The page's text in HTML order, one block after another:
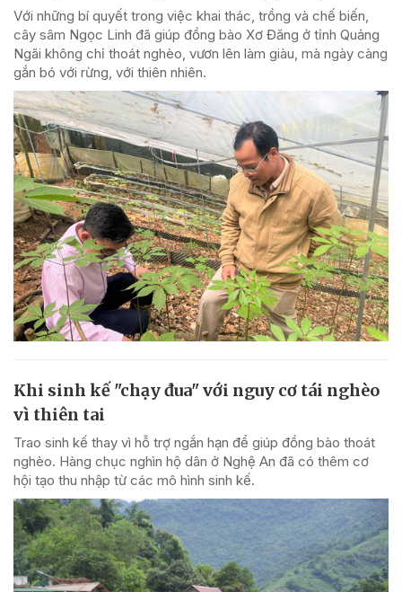
Với những bí quyết trong việc khai thác, trồng và chế biến,
cây sâm Ngọc Linh đã giúp đồng bào Xơ Đăng ở tỉnh Quảng
Ngãi không chỉ thoát nghèo, vươn lên làm giàu, mà ngày càng
gắn bó với rừng, với thiên nhiên.
Khi sinh kế "chạy đua" với nguy cơ tái nghèo
vì thiên tai
Trao sinh kế thay vì hỗ trợ ngắn hạn để giúp đồng bào thoát
nghèo. Hàng chục nghìn hộ dân ở Nghệ An đã có thêm cơ
hội tạo thu nhập từ các mô hình sinh kế.